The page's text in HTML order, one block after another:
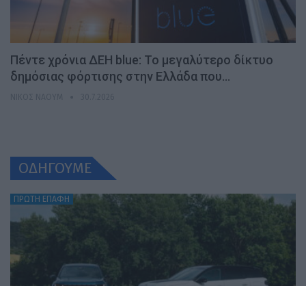
Πέντε χρόνια ΔΕΗ blue: Το μεγαλύτερο δίκτυο
δημόσιας φόρτισης στην Ελλάδα που…
ΟΔΗΓΟΥΜΕ
ΠΡΩΤΗ ΕΠΑΦΗ